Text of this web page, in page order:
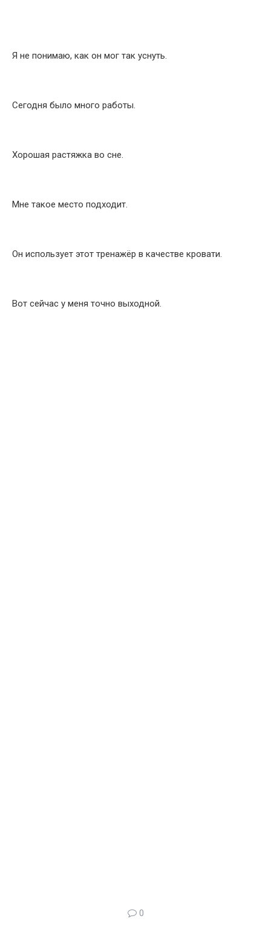
Я не понимаю, как он мог так уснуть.
Сегодня было много работы.
Хорошая растяжка во сне.
Мне такое место подходит.
Он использует этот тренажёр в качестве кровати.
Вот сейчас у меня точно выходной.
0